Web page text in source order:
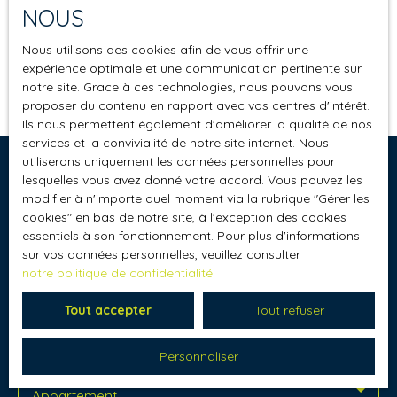
Appartement
Bons-en-Chablais (74890)
Budget max (€)
Surface min (m²)
Rechercher
Aucun résultat
Ne manquez plus aucun bien
correspondant à votre recherche !
Prénom Nom
Email
NOUS
Nous utilisons des cookies afin de vous offrir une
expérience optimale et une communication pertinente sur
notre site. Grace à ces technologies, nous pouvons vous
proposer du contenu en rapport avec vos centres d'intérêt.
Ils nous permettent également d'améliorer la qualité de nos
services et la convivialité de notre site internet. Nous
utiliserons uniquement les données personnelles pour
lesquelles vous avez donné votre accord. Vous pouvez les
modifier à n'importe quel moment via la rubrique ″Gérer les
cookies″ en bas de notre site, à l'exception des cookies
essentiels à son fonctionnement. Pour plus d'informations
sur vos données personnelles, veuillez consulter
notre politique de confidentialité.
Tout accepter Tout refuser
Personnaliser